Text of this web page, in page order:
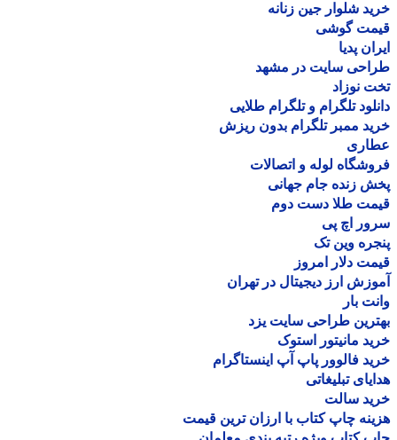
شلوار جین زنانه
گوشی
پدیا
سایت در مشهد
نوزاد
تلگرام و تلگرام طلایی
ممبر تلگرام بدون ریزش
لوله و اتصالات
زنده جام جهانی
طلا دست دوم
اچ پی
وین تک
دلار امروز
ارز دیجیتال در تهران
بار
طراحی سایت یزد
مانیتور استوک
فالوور پاپ آپ اینستاگرام
تبلیغاتی
سالت
چاپ کتاب با ارزان ترین قیمت